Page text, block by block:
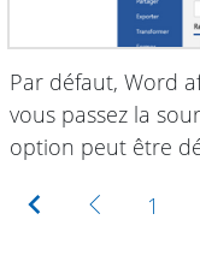
Par défaut, Word
vous passez la
option peut être
Première
1